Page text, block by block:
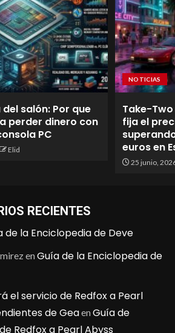
salón: Por que
perder dinero con
PC
Elid
NOTICIAS
Take-
fija el
euros en
25 junio,
RECIENTES
de la Enciclopedia de Deve
enGuía de la Enciclopedia de
el servicio de Redfox a Pearl
de GeaenGuía de
Redfox a Pearl Abyss